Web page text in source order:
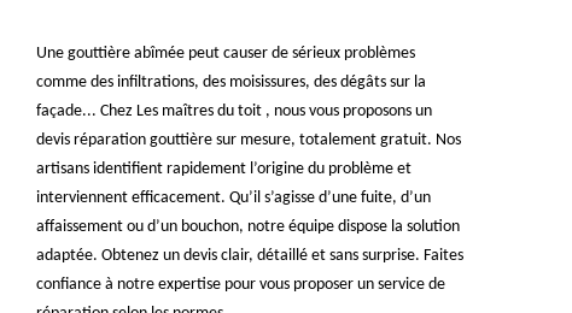
Une gouttière abîmée peut causer de sérieux problèmes
comme des infiltrations, des moisissures, des dégâts sur la
façade... Chez Les maîtres du toit , nous vous proposons un
devis réparation gouttière sur mesure, totalement gratuit. Nos
artisans identifient rapidement l’origine du problème et
interviennent efficacement. Qu’il s’agisse d’une fuite, d’un
affaissement ou d’un bouchon, notre équipe dispose la solution
adaptée. Obtenez un devis clair, détaillé et sans surprise. Faites
confiance à notre expertise pour vous proposer un service de